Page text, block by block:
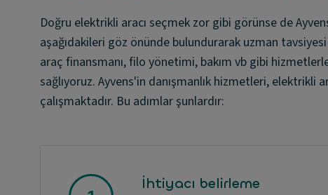
Doğru elektrikli aracı seçmek zor gibi görünse de
aşağıdakileri göz önünde bulundurarak uzman
araç finansmanı, filo yönetimi, bakım vb gibi
sağlıyoruz. Ayvens'in danışmanlık hizmetleri, elektrikli
çalışmaktadır. Bu adımlar şunlardır:
İhtiyacı belirleme